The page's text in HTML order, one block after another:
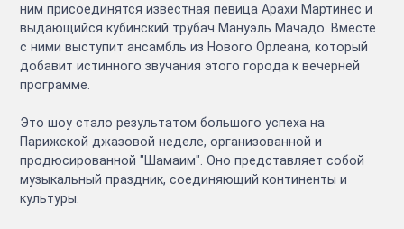
ним присоединятся известная певица Арахи Мартинес и
выдающийся кубинский трубач Мануэль Мачадо. Вместе
с ними выступит ансамбль из Нового Орлеана, который
добавит истинного звучания этого города к вечерней
программе.
Это шоу стало результатом большого успеха на
Парижской джазовой неделе, организованной и
продюсированной "Шамаим". Оно представляет собой
музыкальный праздник, соединяющий континенты и
культуры.